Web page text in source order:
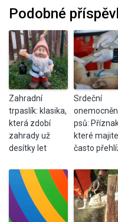
Podobné
Zahradní
trpaslík: klasika,
která zdobí
zahrady už
desítky let
Srdeční
psů:
které
často